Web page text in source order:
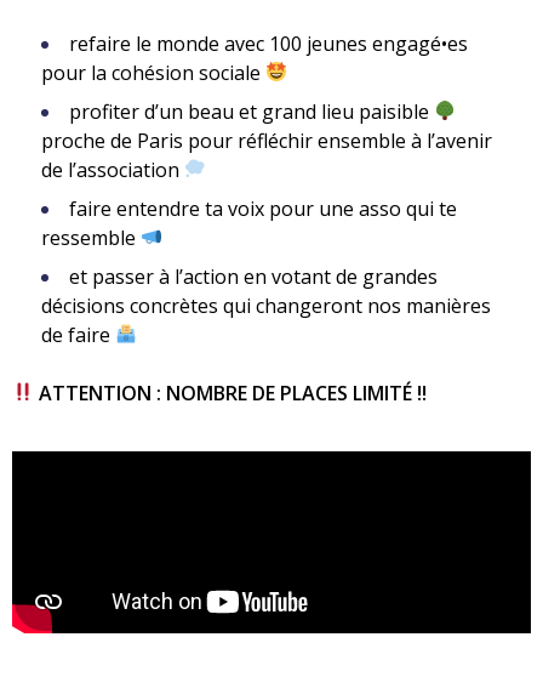
refaire le monde avec 100 jeunes engagé•es
pour la cohésion sociale
profiter d’un beau et grand lieu paisible
proche de Paris pour réfléchir ensemble à l’avenir
de l’association
faire entendre ta voix pour une asso qui te
ressemble
et passer à l’action en votant de grandes
décisions concrètes qui changeront nos manières
de faire
ATTENTION : NOMBRE DE PLACES LIMITÉ !!